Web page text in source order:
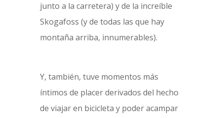
junto a la carretera) y de la increíble
Skogafoss (y de todas las que hay
montaña arriba, innumerables).
Y, también, tuve momentos más
íntimos de placer derivados del hecho
de viajar en bicicleta y poder acampar